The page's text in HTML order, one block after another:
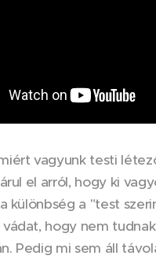
vagyunk testi
el arról, hogy ki
különbség a "test
hogy nem
Pedig mi sem áll